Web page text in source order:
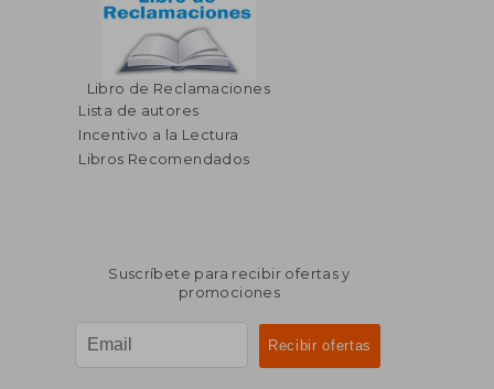
40%
dcto.
$ 323.39
$ 194.03
Libro de Reclamaciones
Lista de autores
Incentivo a la Lectura
Libros Recomendados
Suscríbete para recibir ofertas y
promociones